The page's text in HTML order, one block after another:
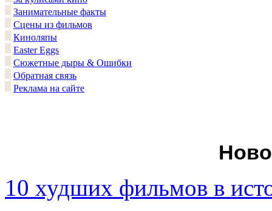
Занимательные факты
Сцены из фильмов
Киноляпы
Easter Eggs
Сюжетные дыры & Ошибки
Обратная связь
Реклама на сайте
10 худших фильмов в